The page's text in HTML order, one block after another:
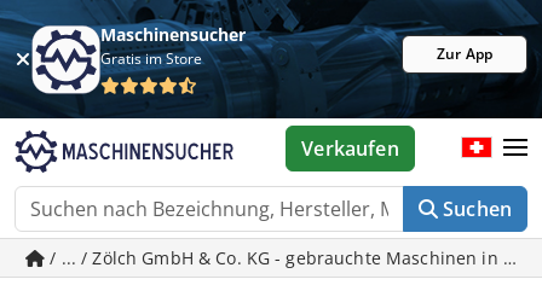
Maschinensucher
Gratis im Store Zur App
Suchen
Verkaufen
/ ... / Zölch GmbH & Co. KG - gebrauchte Maschinen in